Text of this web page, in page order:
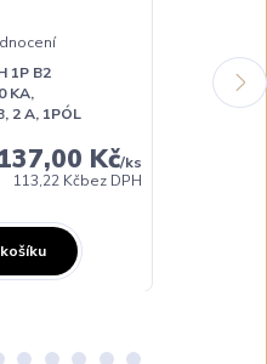
1P B2
KA,
2 A, 1PÓL
Kč/ks
113,22 Kčbez DPH
NOARK
INSTALAČNÍ